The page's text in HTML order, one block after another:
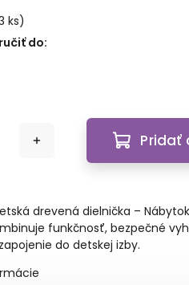
ks)
do:
Pridať
drevená dielnička –
funkčnosť, bezpečné
do detskej izby.